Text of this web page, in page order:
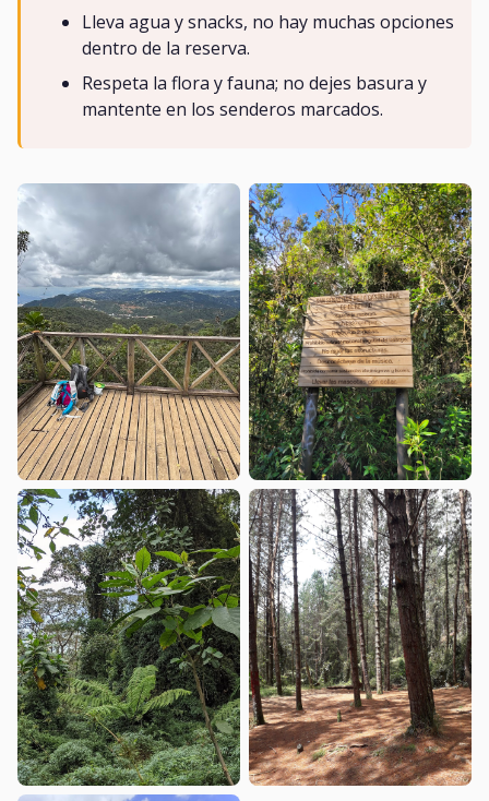
Lleva agua y snacks, no hay muchas opciones
dentro de la reserva.
Respeta la flora y fauna; no dejes basura y
mantente en los senderos marcados.